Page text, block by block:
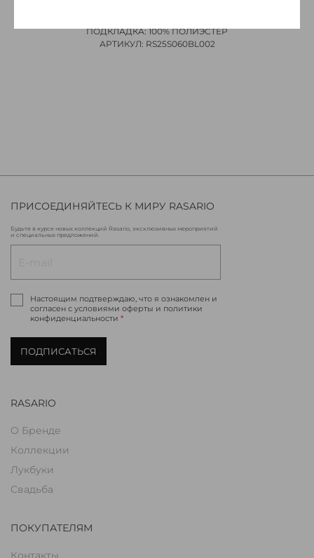
ПОДКЛАДКА: 100% ПОЛИЭСТЕР
АРТИКУЛ: RS25S060BL002
RASARIO
О Бренде
Коллекции
Лукбуки
Свадьба
ПОКУПАТЕЛЯМ
Контакты
ПРИСОЕДИНЯЙТЕСЬ К МИРУ RASARIO
Будьте в курсе новых коллекций Rasario, эксклюзивных мероприятий
и специальных предложений.
Настоящим подтверждаю, что я ознакомлен и
согласен с условиями оферты и политики
конфиденциальности *
ПОДПИСАТЬСЯ